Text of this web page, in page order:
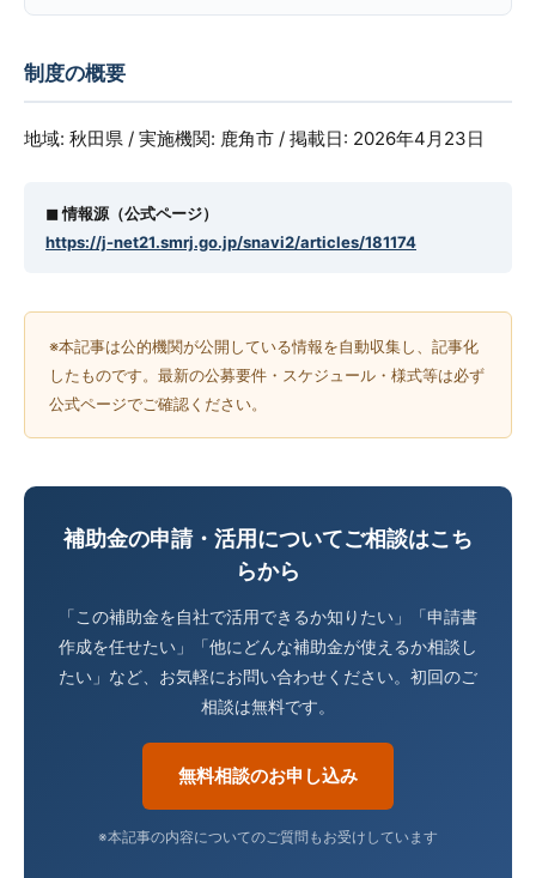
制度の概要
地域: 秋田県 / 実施機関: 鹿角市 / 掲載日: 2026年4月23日
◼︎ 情報源（公式ページ）
https://j-net21.smrj.go.jp/snavi2/articles/181174
※本記事は公的機関が公開している情報を自動収集し、記事化
したものです。最新の公募要件・スケジュール・様式等は必ず
公式ページでご確認ください。
補助金の申請・活用についてご相談はこち
らから
「この補助金を自社で活用できるか知りたい」「申請書
作成を任せたい」「他にどんな補助金が使えるか相談し
たい」など、お気軽にお問い合わせください。初回のご
相談は無料です。
無料相談のお申し込み
※本記事の内容についてのご質問もお受けしています